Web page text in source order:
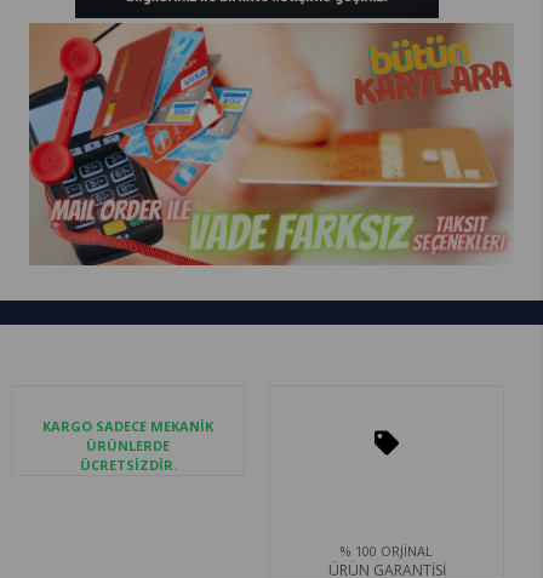
KARGO SADECE MEKANİK
ÜRÜNLERDE
ÜCRETSİZDİR.
% 100 ORJİNAL
ÜRÜN GARANTİSİ